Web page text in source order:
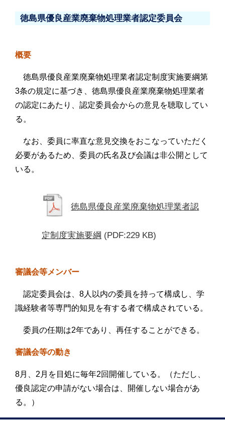
徳島県優良産業廃棄物処理業者認定委員会
概要
徳島県優良産業廃棄物処理業者認定制度実施要綱第
3条の規定に基づき、徳島県優良産業廃棄物処理業者
の認定にあたり、認定委員会からの意見を聴取してい
る。
なお、委員に率直な意見交換をおこなっていただく
必要があるため、委員の氏名及び会議は非公開として
いる。
徳島県優良産業廃棄物処理業者認
定制度実施要綱 (PDF:229 KB)
審議会等メンバー
認定委員会は、8人以内の委員を持って構成し、学
識経験者等専門的知見を有する者で構成されている。
委員の任期は2年であり、再任することができる。
審議会等の動き
8月、2月を目処に毎年2回開催している。（ただし、
優良認定の申請がない場合は、開催しない場合があ
る。）